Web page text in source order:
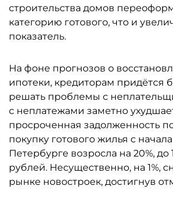
строительства домов
категорию готового, что и
показатель.
На фоне прогнозов о
ипотеки, кредиторам придётся
решать проблемы с
с неплатежами заметно
просроченная задолженность
покупку готового жилья с
Петербурге возросла на 20%, до
рублей. Несущественно, на 1%,
рынке новостроек, достигнув